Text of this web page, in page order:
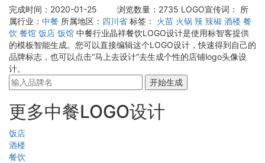
完成时间：2020-01-25
浏览数量：2735 LOGO宣传词：
所
属行业： 中餐 所属地区： 四川省 标签： 火苗 火锅 辣 辣椒 酒楼 餐
饮 餐馆 饭店 饭馆 中餐行业晶祥餐饮LOGO设计是使用标智客提供
的模板智能生成。您可以直接编辑这个LOGO设计，快速得到自己的
品牌标志，也可以点击“马上去设计”去生成个性的店铺logo头像设
计。
开始生成
更多中餐LOGO设计
饭店
酒楼
餐饮